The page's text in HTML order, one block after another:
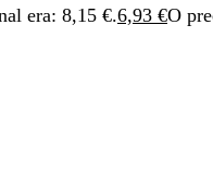
era: 8,15 €.6,93 €O